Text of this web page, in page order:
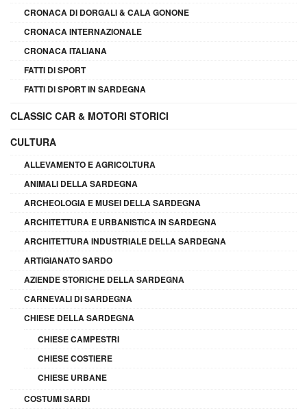
CRONACA DI DORGALI & CALA GONONE
CRONACA INTERNAZIONALE
CRONACA ITALIANA
FATTI DI SPORT
FATTI DI SPORT IN SARDEGNA
CLASSIC CAR & MOTORI STORICI
CULTURA
ALLEVAMENTO E AGRICOLTURA
ANIMALI DELLA SARDEGNA
ARCHEOLOGIA E MUSEI DELLA SARDEGNA
ARCHITETTURA E URBANISTICA IN SARDEGNA
ARCHITETTURA INDUSTRIALE DELLA SARDEGNA
ARTIGIANATO SARDO
AZIENDE STORICHE DELLA SARDEGNA
CARNEVALI DI SARDEGNA
CHIESE DELLA SARDEGNA
CHIESE CAMPESTRI
CHIESE COSTIERE
CHIESE URBANE
COSTUMI SARDI